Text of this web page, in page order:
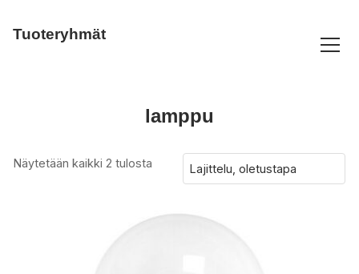
Tuoteryhmät
lamppu
Näytetään kaikki 2 tulosta